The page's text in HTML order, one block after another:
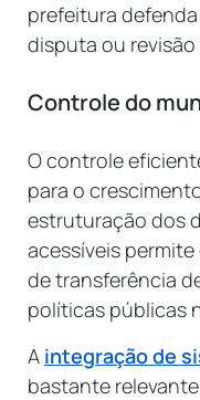
prefeitura
disputa ou revisão
Controle do
O controle
para o
estruturação dos
acessíveis
de transferência
políticas públicas
A integração de
bastante